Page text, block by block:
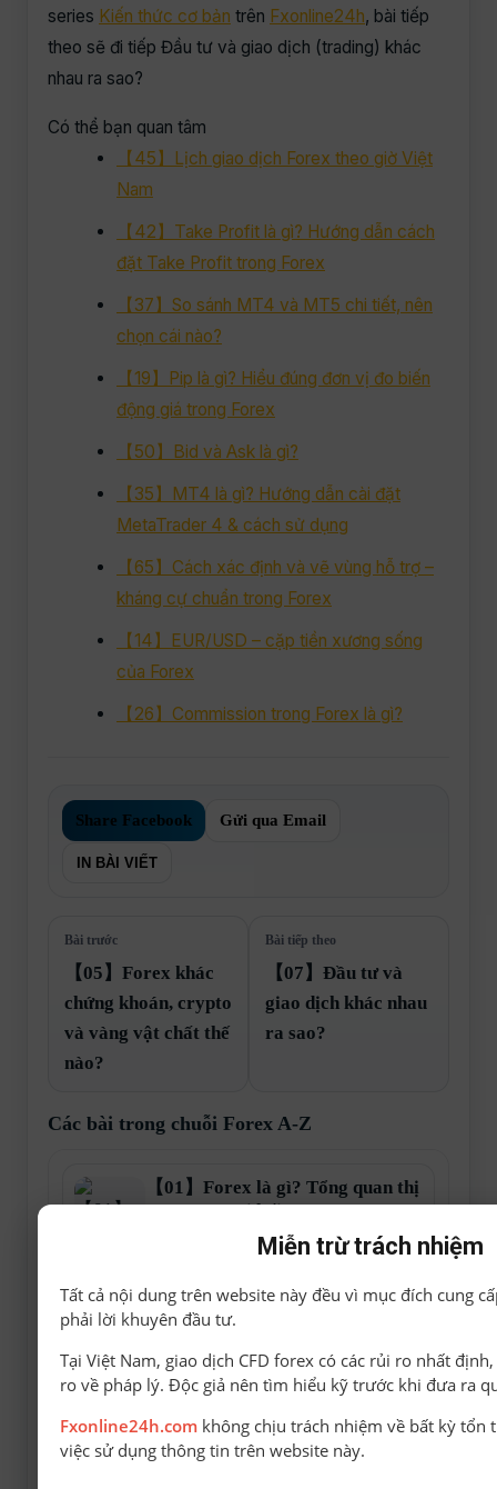
series Kiến thức cơ bản trên Fxonline24h, bài tiếp
theo sẽ đi tiếp Đầu tư và giao dịch (trading) khác
nhau ra sao?
Có thể bạn quan tâm
【45】Lịch giao dịch Forex theo giờ Việt
Nam
【42】Take Profit là gì? Hướng dẫn cách
đặt Take Profit trong Forex
【37】So sánh MT4 và MT5 chi tiết, nên
chọn cái nào?
【19】Pip là gì? Hiểu đúng đơn vị đo biến
động giá trong Forex
【50】Bid và Ask là gì?
【35】MT4 là gì? Hướng dẫn cài đặt
MetaTrader 4 & cách sử dụng
【65】Cách xác định và vẽ vùng hỗ trợ –
kháng cự chuẩn trong Forex
【14】EUR/USD – cặp tiền xương sống
của Forex
【26】Commission trong Forex là gì?
Share Facebook Gửi qua Email
IN BÀI VIẾT
Bài trước
【05】Forex khác
chứng khoán, crypto
và vàng vật chất thế
nào?
Bài tiếp theo
【07】Đầu tư và
giao dịch khác nhau
ra sao?
Các bài trong chuỗi Forex A-Z
【01】Forex là gì? Tổng quan thị
trường ngoại hối
【02】Thị trường Forex hình
thành như thế nào?
【03】Forex hoạt động ra sao?
Forex A-Z
Miễn trừ trách nhiệm
Tất cả nội dung trên website này đều vì mục đích cung
phải lời khuyên đầu tư.
Tại Việt Nam, giao dịch CFD forex có các rủi ro nhất
ro về pháp lý. Độc giả nên tìm hiểu kỹ trước khi đưa ra
Fxonline24h.com không chịu trách nhiệm về bất kỳ tổn
việc sử dụng thông tin trên website này.